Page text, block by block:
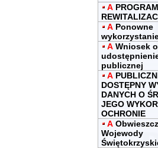
A PROGRAM
A Ponowne
A Wniosek o
publicznej
A
DOSTĘPNY
DANYCH O
JEGO
OCHRONIE
A
Wojewody